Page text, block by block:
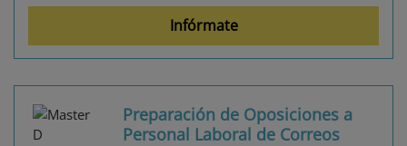
Infórmate
Preparación de Oposiciones a
Personal Laboral de Correos